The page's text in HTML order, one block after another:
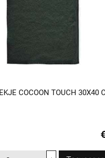
COCOON TOUCH 30X40